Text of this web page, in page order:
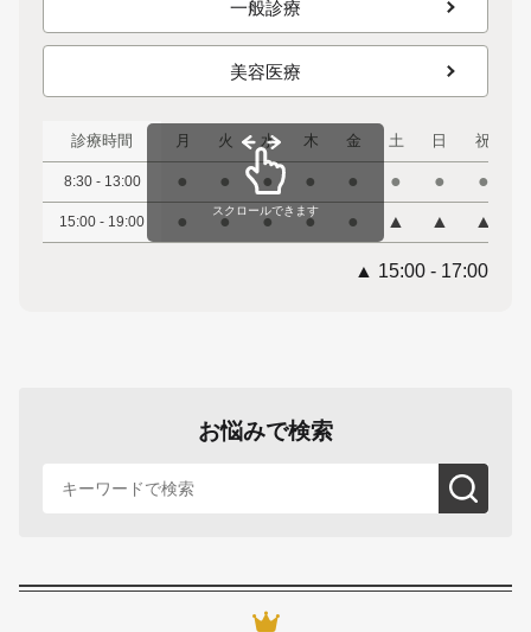
一般診療
美容医療
診療時間 月 火 水 木 金 土 日 祝
8:30 - 13:00 ● ● ● ● ● ● ● ●
15:00 - 19:00 ● ● ● ● ● ▲ ▲ ▲
スクロールできます
▲ 15:00 - 17:00
お悩みで検索